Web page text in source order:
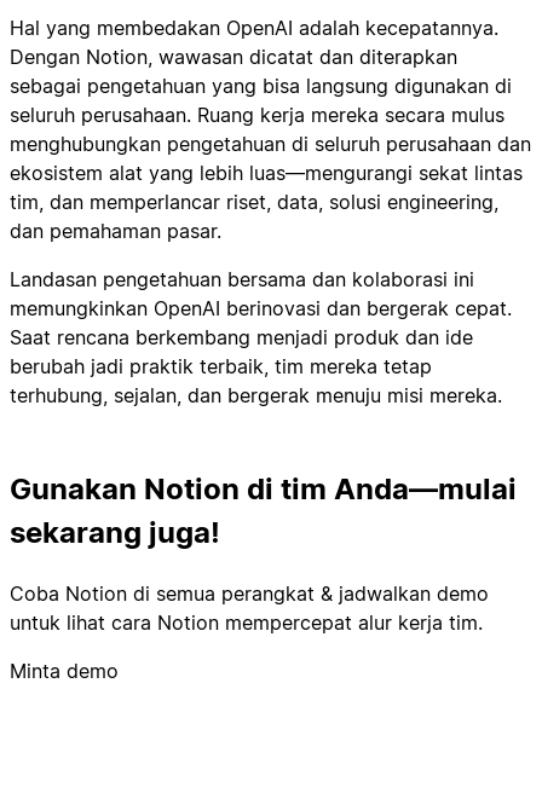
Hal yang membedakan OpenAI adalah kecepatannya.
Dengan Notion, wawasan dicatat dan diterapkan
sebagai pengetahuan yang bisa langsung digunakan di
seluruh perusahaan. Ruang kerja mereka secara mulus
menghubungkan pengetahuan di seluruh perusahaan dan
ekosistem alat yang lebih luas—mengurangi sekat lintas
tim, dan memperlancar riset, data, solusi engineering,
dan pemahaman pasar.
Landasan pengetahuan bersama dan kolaborasi ini
memungkinkan OpenAI berinovasi dan bergerak cepat.
Saat rencana berkembang menjadi produk dan ide
berubah jadi praktik terbaik, tim mereka tetap
terhubung, sejalan, dan bergerak menuju misi mereka.
Gunakan Notion di tim Anda—mulai
sekarang juga!
Coba Notion di semua perangkat & jadwalkan demo
untuk lihat cara Notion mempercepat alur kerja tim.
Minta demo